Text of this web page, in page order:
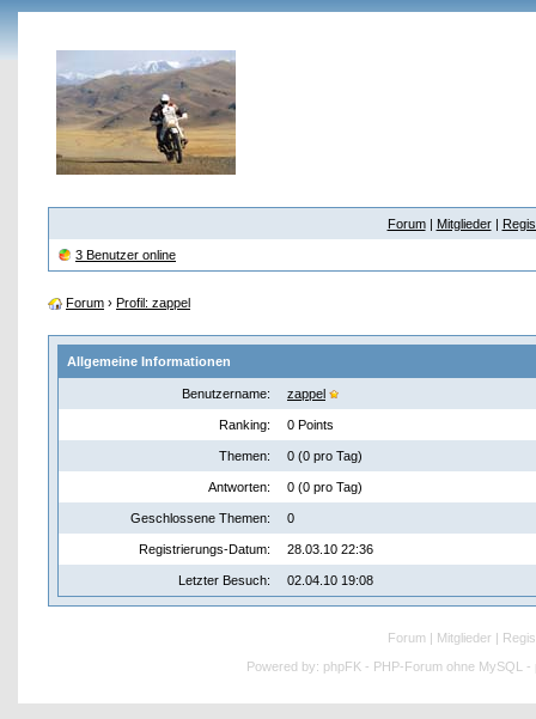
Forum| Mitglieder|
3 Benutzer online
Forum › Profil: zappel
Allgemeine Informationen
Benutzername: zappel
Ranking: 0 Points
Themen: 0 (0 pro Tag)
Antworten: 0 (0 pro Tag)
Geschlossene Themen: 0
Registrierungs-Datum: 28.03.10 22:36
Letzter Besuch: 02.04.10 19:08
Forum | Mitglieder |
Powered by: phpFK - PHP-Forum ohne MySQL -